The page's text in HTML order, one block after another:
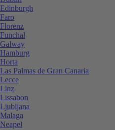
Edinburgh
Faro
Florenz
Funchal
Galway
Hamburg
Horta
Las Palmas de Gran Canaria
Lecce
Linz
Lissabon
Ljubljana
Malaga
Neapel